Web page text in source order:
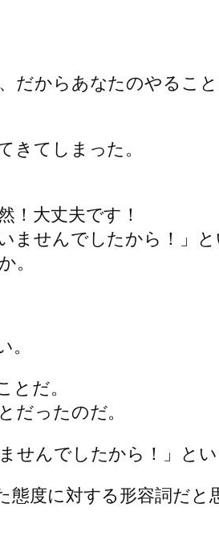
からあなたのやるこ
てしまった。
！大丈夫です！
せんでしたから！」と
。
だ。
だったのだ。
んでしたから！」と
度に対する形容詞だと